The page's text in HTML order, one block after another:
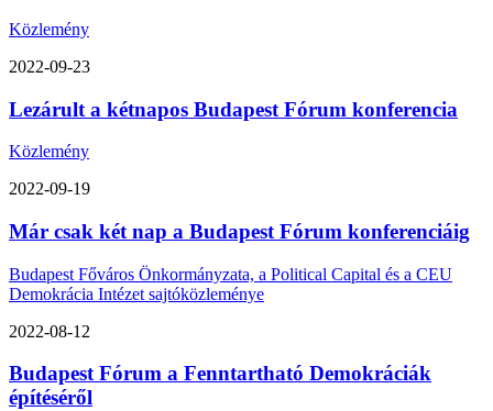
Közlemény
2022-09-23
Lezárult a kétnapos Budapest Fórum konferencia
Közlemény
2022-09-19
Már csak két nap a Budapest Fórum konferenciáig
Budapest Főváros Önkormányzata, a Political Capital és a CEU
Demokrácia Intézet sajtóközleménye
2022-08-12
Budapest Fórum a Fenntartható Demokráciák
építéséről